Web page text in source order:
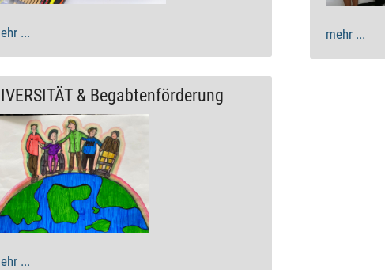
... mehr ...
& Begabtenförderung
...